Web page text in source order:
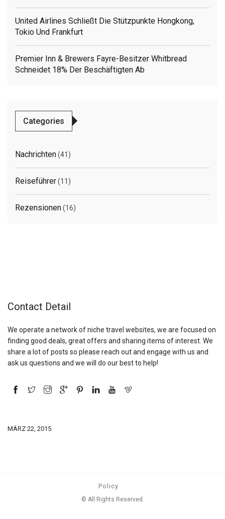
United Airlines Schließt Die Stützpunkte Hongkong,
Tokio Und Frankfurt
Premier Inn & Brewers Fayre-Besitzer Whitbread
Schneidet 18% Der Beschäftigten Ab
Categories
Nachrichten(41)
Reiseführer(11)
Rezensionen(16)
Contact Detail
We operate a network of niche travel websites, we are focused on
finding good deals, great offers and sharing items of interest. We
share a lot of posts so please reach out and engage with us and
ask us questions and we will do our best to help!
MÄRZ 22, 2015
Policy
© All Rights Reserved.